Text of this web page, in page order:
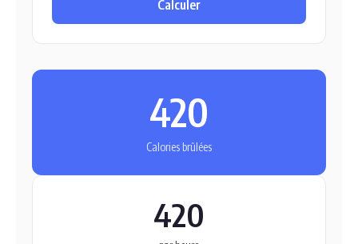
Calculer
420
Calories brûlées
420